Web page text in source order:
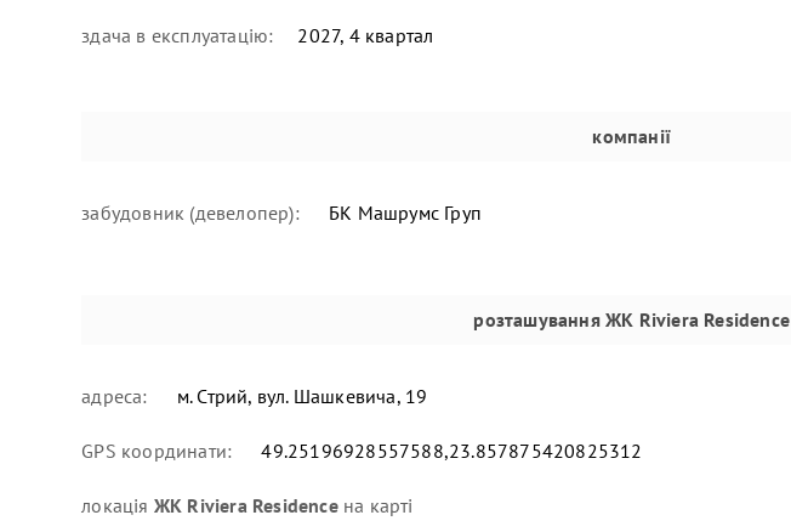
здача в експлуатацію: 2027, 4 квартал
компанії
забудовник (девелопер): БК Машрумс Груп
розташуванняЖК Riviera Residence
адреса: м. Стрий, вул. Шашкевича, 19
GPS координати: 49.25196928557588,23.857875420825312
локація ЖК Riviera Residenceна карті